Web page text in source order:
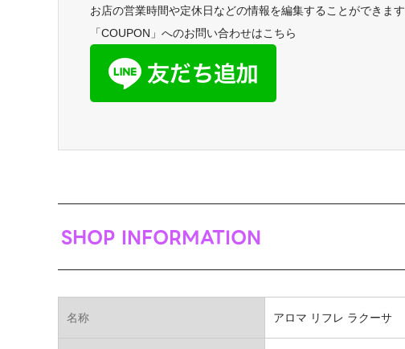
お店の営業時間や定休日などの情報を編集することができます
「COUPON」へのお問い合わせはこちら
SHOP INFORMATION
名称 アロマ リフレ ラクーサ